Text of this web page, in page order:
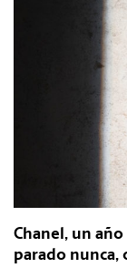
Chanel, un
parado nunca,